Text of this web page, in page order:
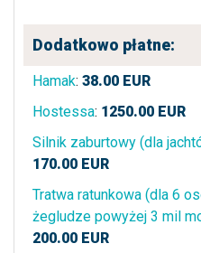
Dodatkowo płatne:
Hamak: 38.00 EUR
Hostessa: 1250.00 EUR
Silnik zaburtowy (dla
170.00 EUR
Tratwa ratunkowa (dla 6
żegludze powyżej 3 mil
200.00 EUR